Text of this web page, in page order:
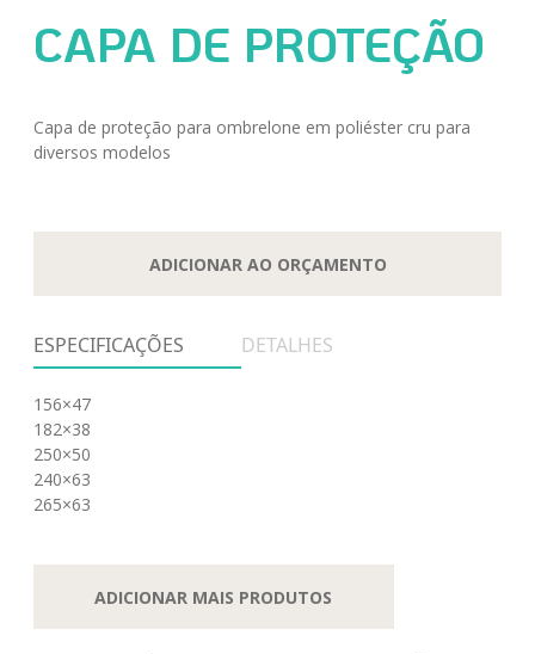
CAPA DE PROTEÇÃO
Capa de proteção para ombrelone em poliéster cru para
diversos modelos
ADICIONAR AO ORÇAMENTO
ESPECIFICAÇÕES DETALHES
156×47
182×38
250×50
240×63
265×63
ADICIONAR MAIS PRODUTOS